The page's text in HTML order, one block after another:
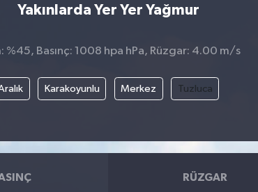
Yakınlarda Yer Yer Yağmur
%45, Basınç: 1008 hpa hPa, Rüzgar: 4.00 m/s
Karakoyunlu Merkez Tuzluca
RÜZGAR